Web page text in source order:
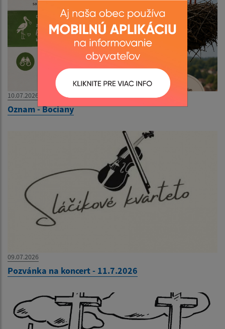
10.07.2026
Oznam - Bociany
09.07.2026
Pozvánka na koncert - 11.7.2026